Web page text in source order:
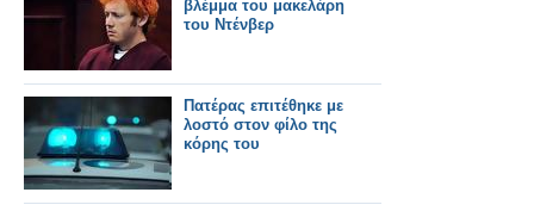
βλέμμα του μακελάρη
του Ντένβερ
Πατέρας επιτέθηκε με
λοστό στον φίλο της
κόρης του